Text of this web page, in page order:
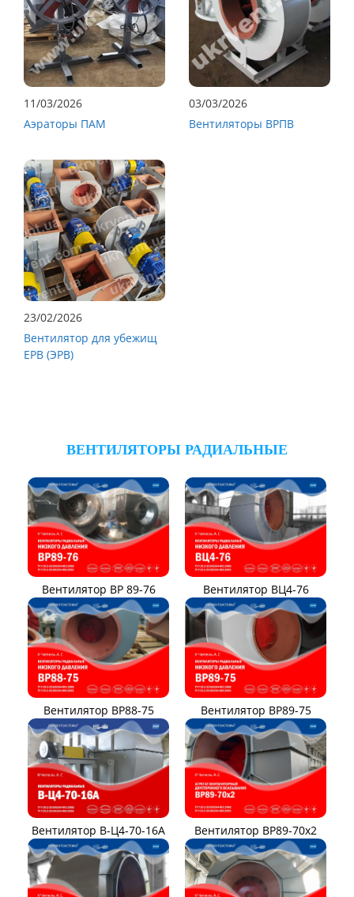
11/03/2026
Аэраторы ПАМ
03/03/2026
Вентиляторы ВРПВ
23/02/2026
Вентилятор для убежищ
ЕРВ (ЭРВ)
ВЕНТИЛЯТОРЫ РАДИАЛЬНЫЕ
Вентилятор ВР 89-76 Вентилятор ВЦ4-76
Вентилятор ВР88-75 Вентилятор ВР89-75
Вентилятор В-Ц4-70-16А Вентилятор ВР89-70x2